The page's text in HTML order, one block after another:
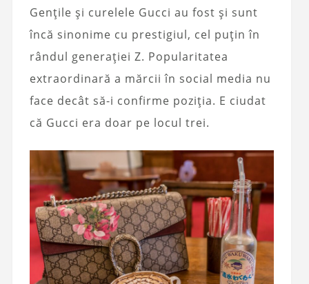
Gențile și curelele Gucci au fost și sunt
încă sinonime cu prestigiul, cel puțin în
rândul generației Z. Popularitatea
extraordinară a mărcii în social media nu
face decât să-i confirme poziția. E ciudat
că Gucci era doar pe locul trei.